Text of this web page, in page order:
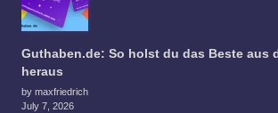
Guthaben.de: So holst du das Beste aus
heraus
by maxfriedrich
July 7, 2026